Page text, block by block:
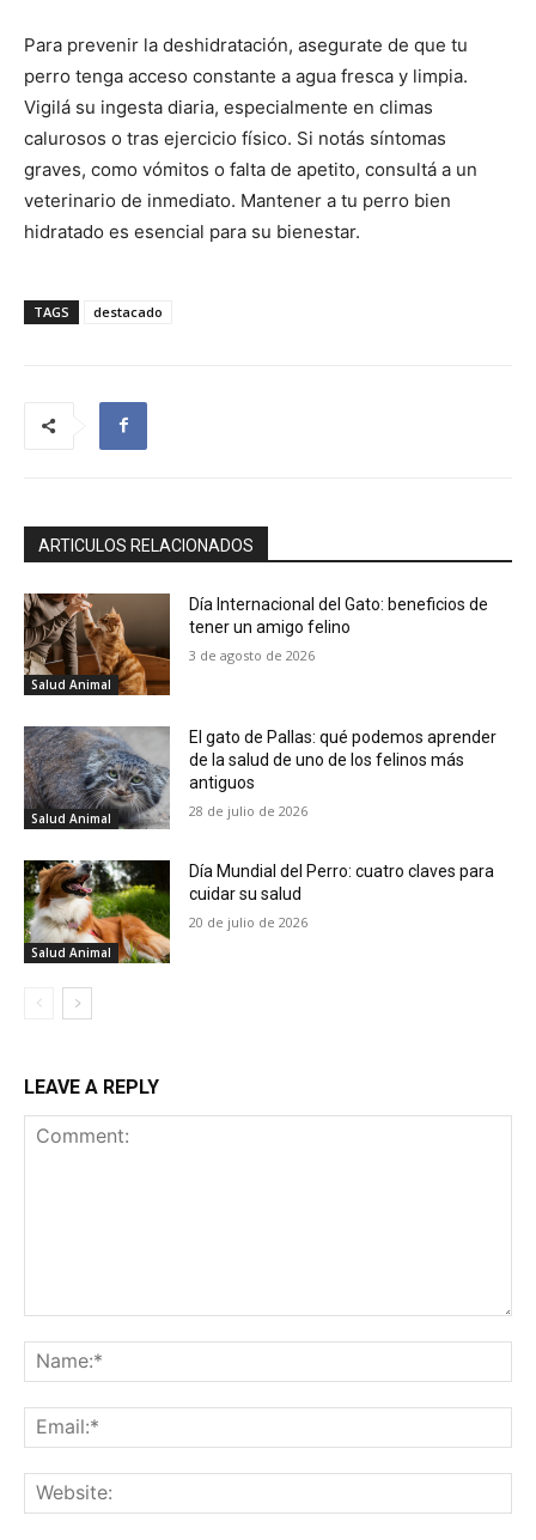
Para prevenir la deshidratación, asegurate de que tu
perro tenga acceso constante a agua fresca y limpia.
Vigilá su ingesta diaria, especialmente en climas
calurosos o tras ejercicio físico. Si notás síntomas
graves, como vómitos o falta de apetito, consultá a un
veterinario de inmediato. Mantener a tu perro bien
hidratado es esencial para su bienestar.
TAGS destacado
ARTICULOS RELACIONADOS
Salud Animal
Día Internacional del Gato: beneficios de
tener un amigo felino
3 de agosto de 2026
Salud Animal
El gato de Pallas: qué podemos aprender
de la salud de uno de los felinos más
antiguos
28 de julio de 2026
Salud Animal
Día Mundial del Perro: cuatro claves para
cuidar su salud
20 de julio de 2026
LEAVE A REPLY